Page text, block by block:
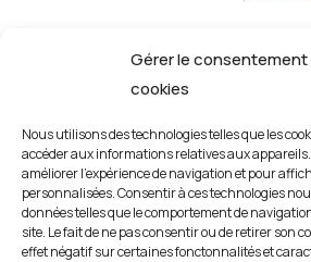
Gérer le consentement
cookies
Nous utilisons des technologies telles que les
accéder aux informations relatives aux
améliorer l’expérience de navigation et pour
personnalisées. Consentir à ces technologies
données telles que le comportement de
site. Le fait de ne pas consentir ou de retirer son
effet négatif sur certaines fonctonnalités et